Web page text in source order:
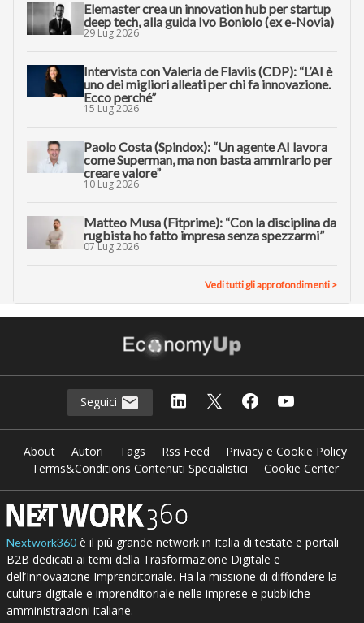
Elemaster crea un innovation hub per startup
deep tech, alla guida Ivo Boniolo (ex e-Novia)
29 Lug 2026
Intervista con Valeria de Flaviis (CDP): “L’AI è
uno dei migliori alleati per chi fa innovazione.
Ecco perché”
15 Lug 2026
Paolo Costa (Spindox): “Un agente AI lavora
come Superman, ma non basta ammirarlo per
creare valore”
10 Lug 2026
Matteo Musa (Fitprime): “Con la disciplina da
rugbista ho fatto impresa senza spezzarmi”
07 Lug 2026
Vedi tutti gli approfondimenti >
Seguici
About Autori Tags Rss Feed
Privacy e Cookie Policy
Terms&Conditions Contenuti Specialistici
Cookie Center
Nextwork360è il più grande network in Italia di testate e portali
B2B dedicati ai temi della Trasformazione Digitale e
dell’Innovazione Imprenditoriale. Ha la missione di diffondere la
cultura digitale e imprenditoriale nelle imprese e pubbliche
amministrazioni italiane.